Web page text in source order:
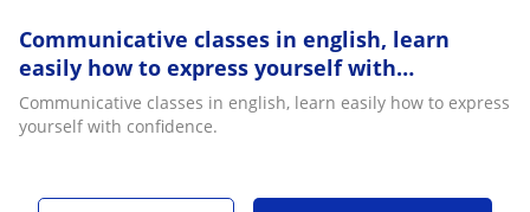
Communicative classes in english, learn
easily how to express yourself with
confidence
Communicative classes in english, learn easily how to express
yourself with confidence.